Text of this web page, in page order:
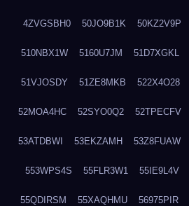
4ZVGSBH0 50JO9B1K 50KZ2V9P
510NBX1W 5160U7JM 51D7XGKL
51VJOSDY 51ZE8MKB 522X4O28
52MOA4HC 52SYO0Q2 52TPECFV
53ATDBWI 53EKZAMH 53Z8FUAW
553WPS4S 55FLR3W1 55IE9L4V
55QDIRSM 55XAQHMU 56975PIR